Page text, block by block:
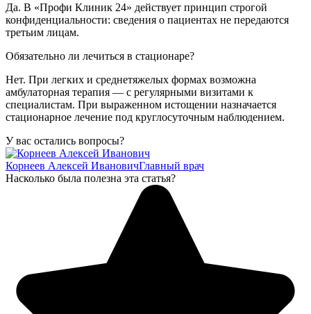
Да. В «Профи Клиник 24» действует принцип строгой
конфиденциальности: сведения о пациентах не передаются
третьим лицам.
Обязательно ли лечиться в стационаре?
Нет. При легких и среднетяжелых формах возможна
амбулаторная терапия — с регулярными визитами к
специалистам. При выраженном истощении назначается
стационарное лечение под круглосуточным наблюдением.
У вас остались вопросы?
Корнеев Алексей ИвановичГлавный врач
Насколько была полезна эта статья?